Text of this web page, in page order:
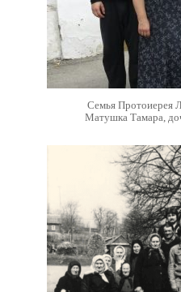
Семья Протоиерея
Матушка Тамара,